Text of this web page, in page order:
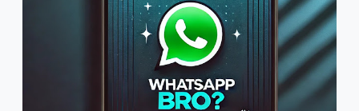
Arif Tetap Bertahan, Usaha
Rumahan Mengolah Air Nira Jadi
Gula Kelapa